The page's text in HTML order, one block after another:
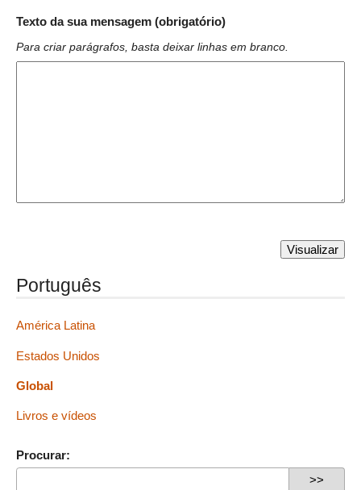
Texto da sua mensagem (obrigatório)
Para criar parágrafos, basta deixar linhas em branco.
Português
América Latina
Estados Unidos
Global
Livros e vídeos
Procurar: